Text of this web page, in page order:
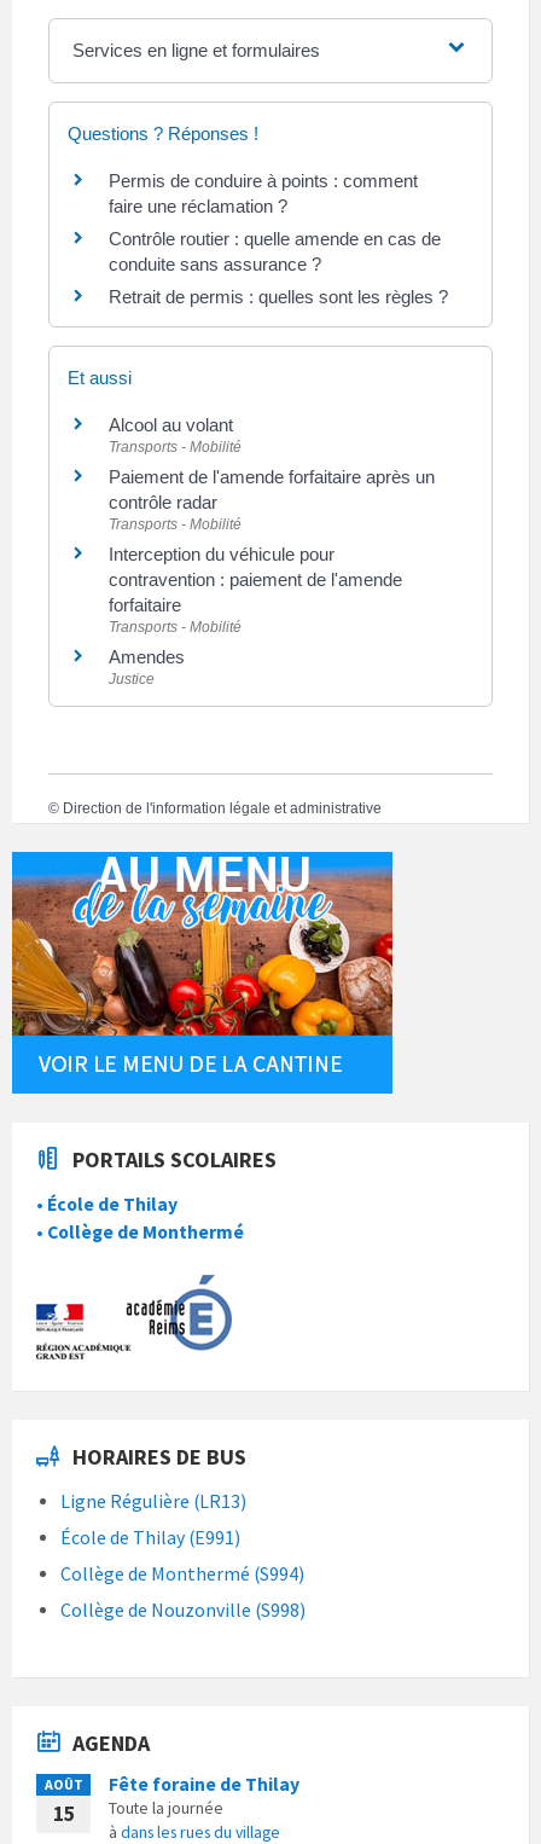
Services en ligne et formulaires
Questions ? Réponses !
Permis de conduire à points : comment
faire une réclamation ?
Contrôle routier : quelle amende en cas de
conduite sans assurance ?
Retrait de permis : quelles sont les règles ?
Et aussi
Alcool au volant
Transports - Mobilité
Paiement de l'amende forfaitaire après un
contrôle radar
Transports - Mobilité
Interception du véhicule pour
contravention : paiement de l'amende
forfaitaire
Transports - Mobilité
Amendes
Justice
© Direction de l'information légale et administrative
PORTAILS SCOLAIRES
• École de Thilay
• Collège de Monthermé
HORAIRES DE BUS
Ligne Régulière (LR13)
École de Thilay (E991)
Collège de Monthermé (S994)
Collège de Nouzonville (S998)
AGENDA
AOÛT
15
Fête foraine de Thilay
Toute la journée
à dans les rues du village